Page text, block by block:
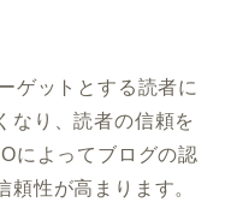
ゲットとする読者に
なり、読者の信頼を
によってブログの認
性が高まります。